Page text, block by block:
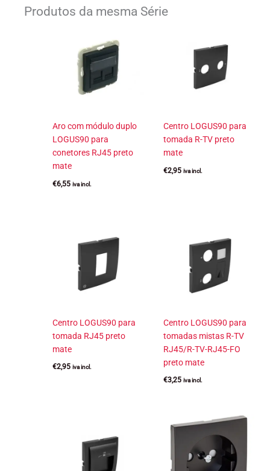
Produtos da mesma Série
Aro com módulo duplo
LOGUS90 para
conetores RJ45 preto
mate
€6,55 iva incl.
Centro LOGUS90 para
tomada R-TV preto
mate
€2,95 iva incl.
Centro LOGUS90 para
tomada RJ45 preto
mate
€2,95 iva incl.
Centro LOGUS90 para
tomadas mistas R-TV
RJ45/R-TV-RJ45-FO
preto mate
€3,25 iva incl.